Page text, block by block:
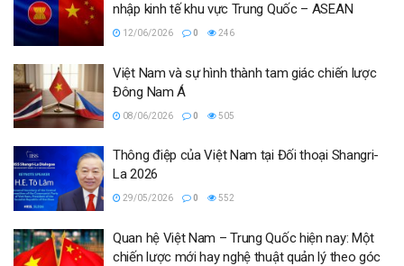
nhập kinh tế khu vực Trung Quốc – ASEAN
12/06/2026 0 246
Việt Nam và sự hình thành tam giác chiến lược
Đông Nam Á
08/06/2026 0 505
Thông điệp của Việt Nam tại Đối thoại Shangri-
La 2026
29/05/2026 0 552
Quan hệ Việt Nam – Trung Quốc hiện nay: Một
chiến lược mới hay nghệ thuật quản lý theo góc